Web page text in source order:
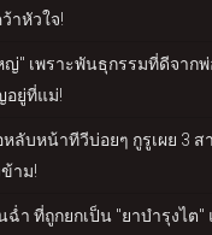
าหัวใจ!
ญ่" เพราะพันธุกรรมที่ดีจากพ่
อยู่ที่แม่!
ลับหน้าทีวีบ่อยๆ กูรูเผย 3 ส
าม!
ำ ที่ถูกยกเป็น "ยาบำรุงไต"